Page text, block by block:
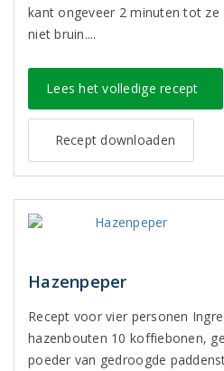
kant ongeveer 2 minuten tot
niet bruin....
Lees het volledige recept
Recept downloaden
Hazenpeper
Recept voor vier personen
hazenbouten 10 koffiebonen,
poeder van gedroogde